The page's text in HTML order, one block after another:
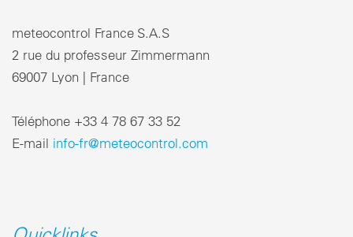
meteocontrol France S.A.S
2 rue du professeur Zimmermann
69007 Lyon | France
Téléphone +33 4 78 67 33 52
E-mail info-fr@meteocontrol.com